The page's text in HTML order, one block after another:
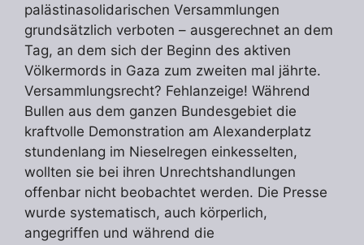
palästinasolidarischen Versammlungen
grundsätzlich verboten – ausgerechnet an dem
Tag, an dem sich der Beginn des aktiven
Völkermords in Gaza zum zweiten mal jährte.
Versammlungsrecht? Fehlanzeige! Während
Bullen aus dem ganzen Bundesgebiet die
kraftvolle Demonstration am Alexanderplatz
stundenlang im Nieselregen einkesselten,
wollten sie bei ihren Unrechtshandlungen
offenbar nicht beobachtet werden. Die Presse
wurde systematisch, auch körperlich,
angegriffen und während die